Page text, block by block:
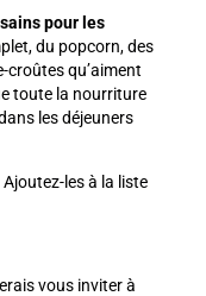
pour les
du popcorn, des
croûtes qu’aiment
toute la nourriture
les déjeuners
les à la liste
vous inviter à